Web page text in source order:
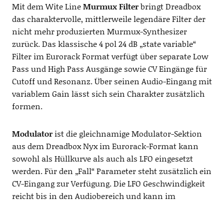
Mit dem Wite LineMurmux Filterbringt Dreadbox
das charaktervolle, mittlerweile legendäre Filter der
nicht mehr produzierten Murmux-Synthesizer
zurück. Das klassische 4 pol 24 dB „state variable“
Filter im Eurorack Format verfügt über separate Low
Pass und High Pass Ausgänge sowie CV Eingänge für
Cutoff und Resonanz. Über seinen Audio-Eingang mit
variablem Gain lässt sich sein Charakter zusätzlich
formen.
Modulatorist die gleichnamige Modulator-Sektion
aus dem Dreadbox Nyx im Eurorack-Format kann
sowohl als Hüllkurve als auch als LFO eingesetzt
werden. Für den „Fall“ Parameter steht zusätzlich ein
CV-Eingang zur Verfügung. Die LFO Geschwindigkeit
reicht bis in den Audiobereich und kann im